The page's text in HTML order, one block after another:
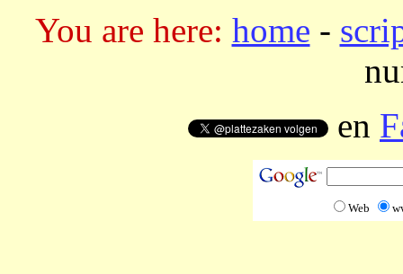
You are here: home -
en
Web